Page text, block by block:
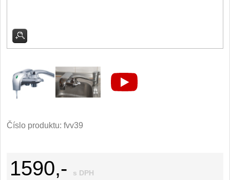
Číslo produktu: fvv39
1590,- s DPH